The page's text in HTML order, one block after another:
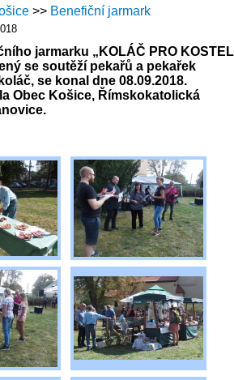
Benefiční jarmark
jarmarku „KOLÁČ PRO KOSTEL
se soutěží pekařů a pekařek
se konal dne 08.09.2018.
Obec Košice, Římskokatolická